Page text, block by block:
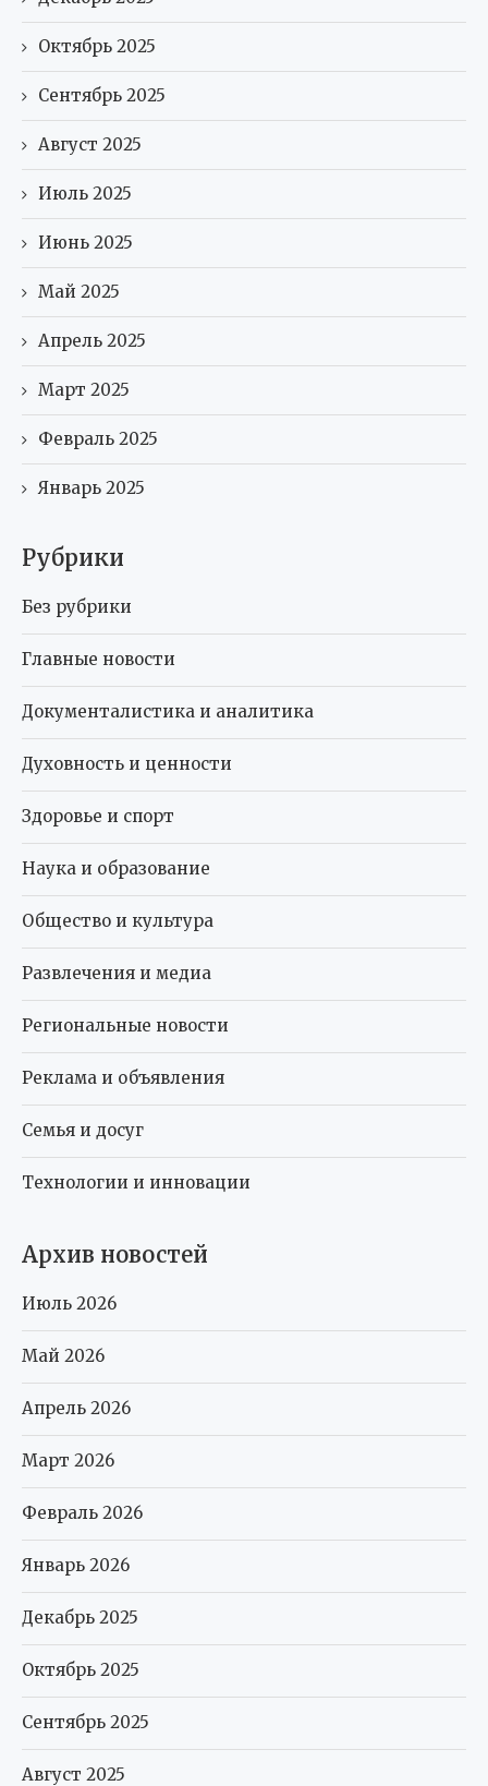
Октябрь 2025
Сентябрь 2025
Август 2025
Июль 2025
Июнь 2025
Май 2025
Апрель 2025
Март 2025
Февраль 2025
Январь 2025
Рубрики
Без рубрики
Главные новости
Документалистика и аналитика
Духовность и ценности
Здоровье и спорт
Наука и образование
Общество и культура
Развлечения и медиа
Региональные новости
Реклама и объявления
Семья и досуг
Технологии и инновации
Архив новостей
Июль 2026
Май 2026
Апрель 2026
Март 2026
Февраль 2026
Январь 2026
Декабрь 2025
Октябрь 2025
Сентябрь 2025
Август 2025